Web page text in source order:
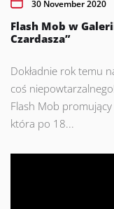
30 November 2020
Flash Mob w
Czardasza”
Dokładnie rok temu
coś
Flash Mob
która po 18...